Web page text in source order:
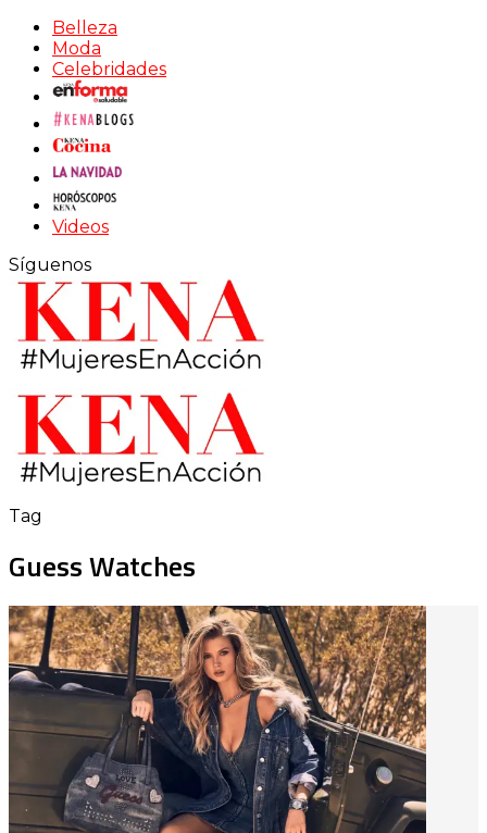
Belleza
Moda
Celebridades
Videos
Síguenos
Tag
Guess Watches